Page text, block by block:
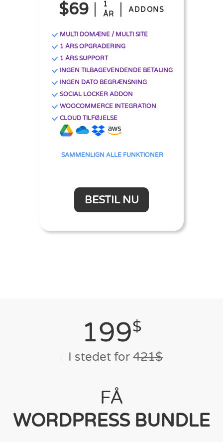
$69
1
ÅR
ADDONS
MULTI DOMÆNE / MULTI SITE
1 ÅRS OPGRADERING
1 ÅRS SUPPORT
INGEN TILBAGEVENDENDE BETALING
INGEN DATO BEGRÆNSNING
SOCIAL LOCKER ADDON
WOOCOMMERCE INTEGRATION
CLOUD TILFØJELSE
SAMMENLIGN ALLE FUNKTIONER
BESTIL NU
199$
I stedet for 421$
FÅ
WORDPRESS BUNDLE